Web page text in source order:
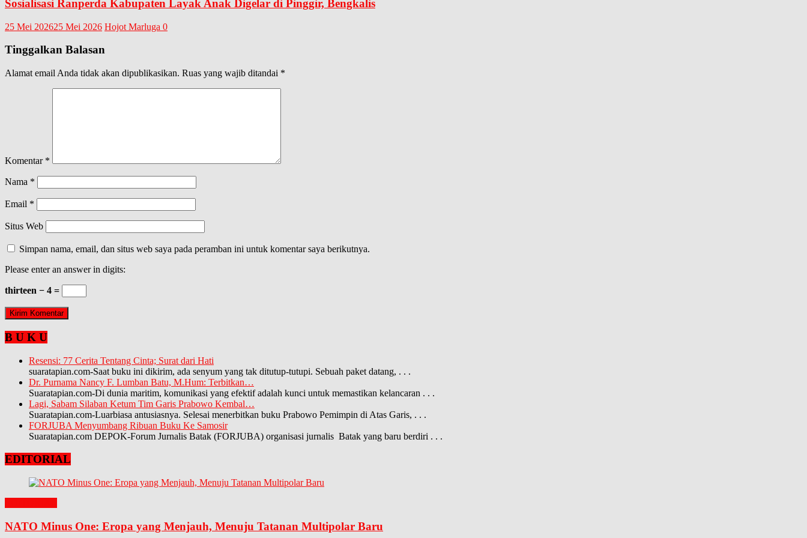
Sosialisasi Ranperda Kabupaten Layak Anak Digelar di Pinggir, Bengkalis
25 Mei 202625 Mei 2026 Hojot Marluga 0
Tinggalkan Balasan
Alamat email Anda tidak akan dipublikasikan. Ruas yang wajib ditandai *
Komentar *
Nama *
Email *
Situs Web
Simpan nama, email, dan situs web saya pada peramban ini untuk komentar saya berikutnya.
Please enter an answer in digits:
thirteen − 4 =
B U K U
Resensi: 77 Cerita Tentang Cinta; Surat dari Hati
suaratapian.com-Saat buku ini dikirim, ada senyum yang tak ditutup-tutupi. Sebuah paket datang, . . .
Dr. Purnama Nancy F. Lumban Batu, M.Hum: Terbitkan…
Suaratapian.com-Di dunia maritim, komunikasi yang efektif adalah kunci untuk memastikan kelancaran . . .
Lagi, Sabam Silaban Ketum Tim Garis Prabowo Kembal…
Suaratapian.com-Luarbiasa antusiasnya. Selesai menerbitkan buku Prabowo Pemimpin di Atas Garis, . . .
FORJUBA Menyumbang Ribuan Buku Ke Samosir
Suaratapian.com DEPOK-Forum Jurnalis Batak (FORJUBA) organisasi jurnalis Batak yang baru berdiri . . .
EDITORIAL
NATO Minus One: Eropa yang Menjauh, Menuju Tatanan Multipolar Baru